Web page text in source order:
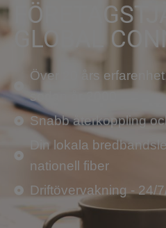
GLOBAL
Över 20 års
sedan år 2000
Snabb återkoppling
Din lokala
nationell fiber
Driftövervakning - 24/